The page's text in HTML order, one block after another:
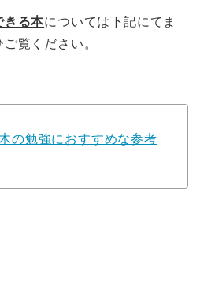
きる本については下記にてま
覧ください。
の勉強におすすめな参考